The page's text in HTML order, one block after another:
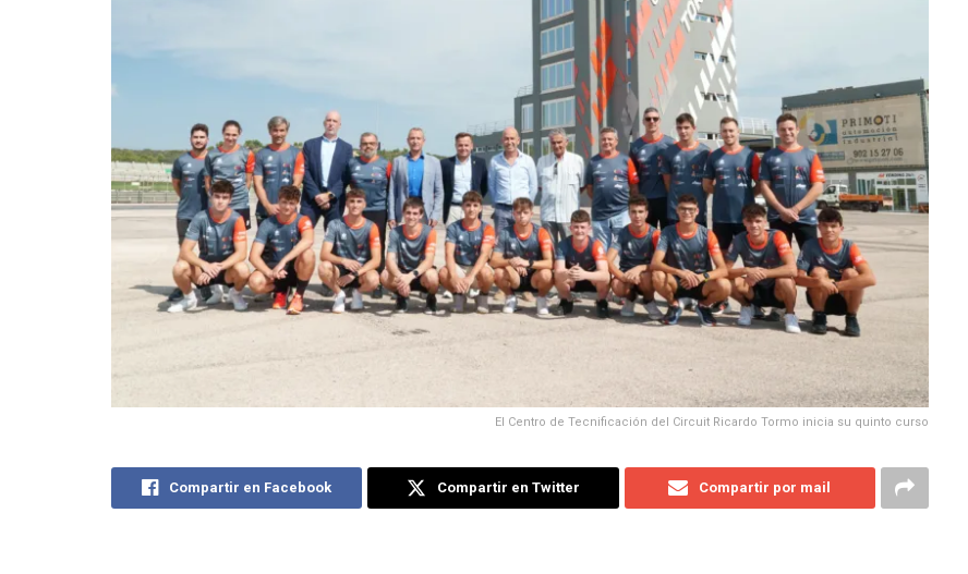
El Centro de Tecnificación del Circuit Ricardo Tormo inicia su quinto curso
Compartir en Facebook Compartir en Twitter Compartir por mail